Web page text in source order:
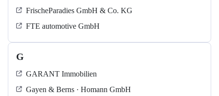
FrischeParadies GmbH & Co. KG
FTE automotive GmbH
G
GARANT Immobilien
Gayen & Berns · Homann GmbH